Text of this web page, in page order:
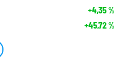
+4,35%
+45,72%